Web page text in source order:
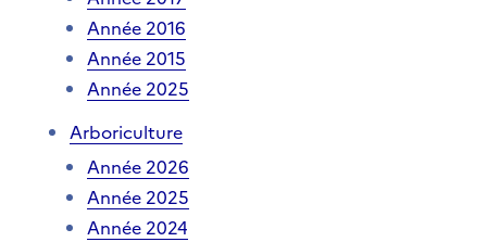
Année 2016
Année 2015
Année 2025
Arboriculture
Année 2026
Année 2025
Année 2024